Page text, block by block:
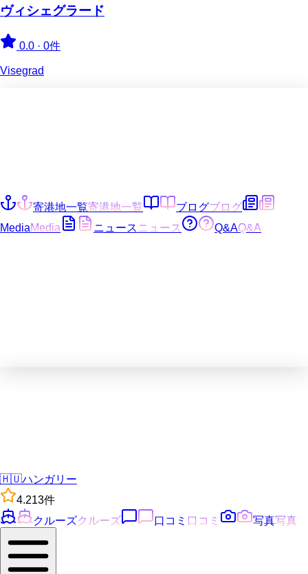
ヴィシェグラード
0.0 · 0件
Visegrad
寄港地一覧寄港地一覧 ブログブログ
MediaMedia ニュース ニュース Q&AQ&A
🇭🇺ハンガリー
4.213件
クルーズクルーズ 口コミ 口コミ 写真写真